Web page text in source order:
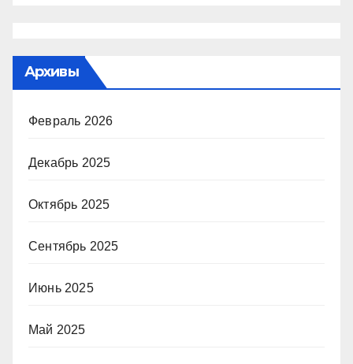
Архивы
Февраль 2026
Декабрь 2025
Октябрь 2025
Сентябрь 2025
Июнь 2025
Май 2025